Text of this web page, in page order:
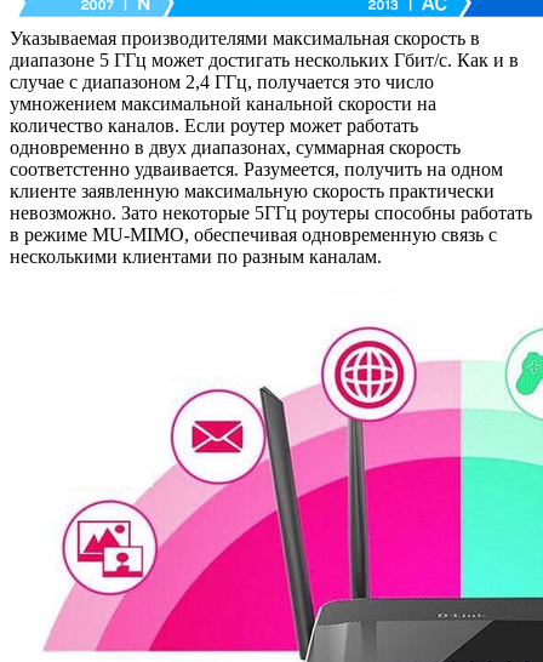
Указываемая производителями максимальная скорость в
диапазоне 5 ГГц может достигать нескольких Гбит/с. Как и в
случае с диапазоном 2,4 ГГц, получается это число
умножением максимальной канальной скорости на
количество каналов. Если роутер может работать
одновременно в двух диапазонах, суммарная скорость
соответстенно удваивается. Разумеется, получить на одном
клиенте заявленную максимальную скорость практически
невозможно. Зато некоторые 5ГГц роутеры способны работать
в режиме MU-MIMO, обеспечивая одновременную связь с
несколькими клиентами по разным каналам.